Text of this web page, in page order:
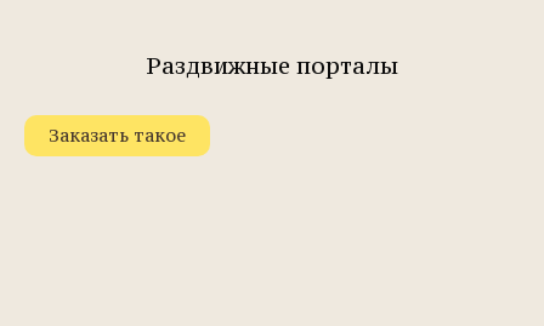
Раздвижные порталы
Заказать такое